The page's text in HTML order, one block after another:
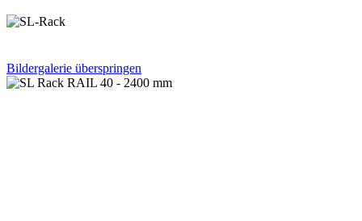
Bildergalerie überspringen